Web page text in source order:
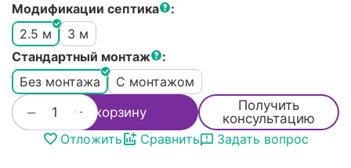
Модификации септика
:
2.5 м
3 м
Стандартный монтаж
:
Без монтажа
С монтажом
+
− В корзину
Получить
консультацию
Отложить
Сравнить Задать вопрос